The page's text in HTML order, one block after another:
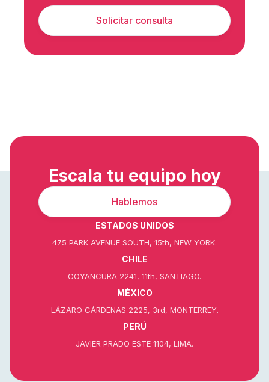
Solicitar consulta
Escala tu equipo hoy
Hablemos
ESTADOS UNIDOS
475 PARK AVENUE SOUTH, 15th, NEW YORK.
CHILE
COYANCURA 2241, 11th, SANTIAGO.
MÉXICO
LÁZARO CÁRDENAS 2225, 3rd, MONTERREY.
PERÚ
JAVIER PRADO ESTE 1104, LIMA.